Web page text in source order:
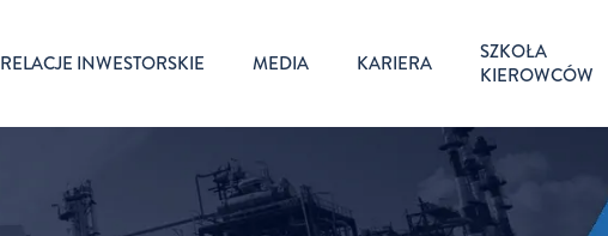
RELACJE INWESTORSKIE MEDIA KARIERA
SZKOŁA
KIEROWCÓW